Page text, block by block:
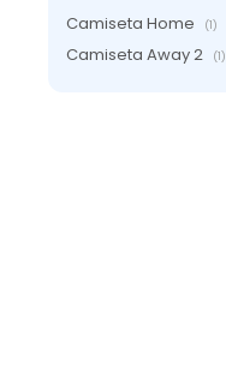
Camiseta Home (1)
Camiseta Away 2 (1)